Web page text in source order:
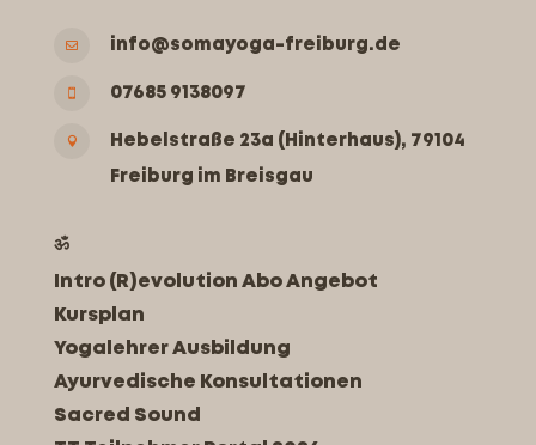
 info@somayoga-freiburg.de
 07685 9138097
 Hebelstraße 23a (Hinterhaus), 79104
Freiburg im Breisgau
ॐ
Intro (R)evolution Abo Angebot
Kursplan
Yogalehrer Ausbildung
Ayurvedische Konsultationen
Sacred Sound